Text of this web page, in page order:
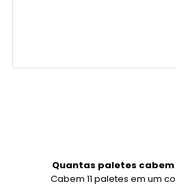
Quantas paletes cabem
Cabem 11 paletes em um